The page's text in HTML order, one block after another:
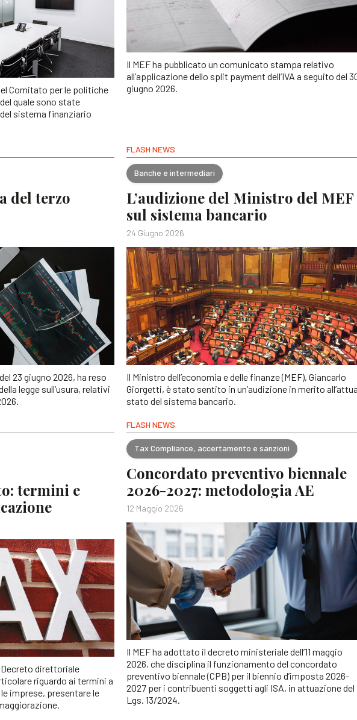
Comitato per le politiche
quale sono state
sistema finanziario
Il MEF ha pubblicato un comunicato stampa relativo
all’applicazione dello split payment dell’IVA a seguito del
giugno 2026.
del terzo
23 giugno 2026, ha reso
legge sull’usura, relativi
FLASH NEWS
Banche e intermediari
L’audizione del Ministro del MEF
sul sistema bancario
24 Giugno 2026
Il Ministro dell’economia e delle finanze (MEF), Giancarlo
Giorgetti, è stato sentito in un’audizione in merito
stato del sistema bancario.
termini e
direttoriale
riguardo ai termini a
imprese, presentare le
FLASH NEWS
Tax Compliance, accertamento e sanzioni
Concordato preventivo biennale
2026-2027: metodologia AE
12 Maggio 2026
Il MEF ha adottato il decreto ministeriale dell’11 maggio
2026, che disciplina il funzionamento del concordato
preventivo biennale (CPB) per il biennio d’imposta 2026-
2027 per i contribuenti soggetti agli ISA, in attuazione del
Lgs. 13/2024.